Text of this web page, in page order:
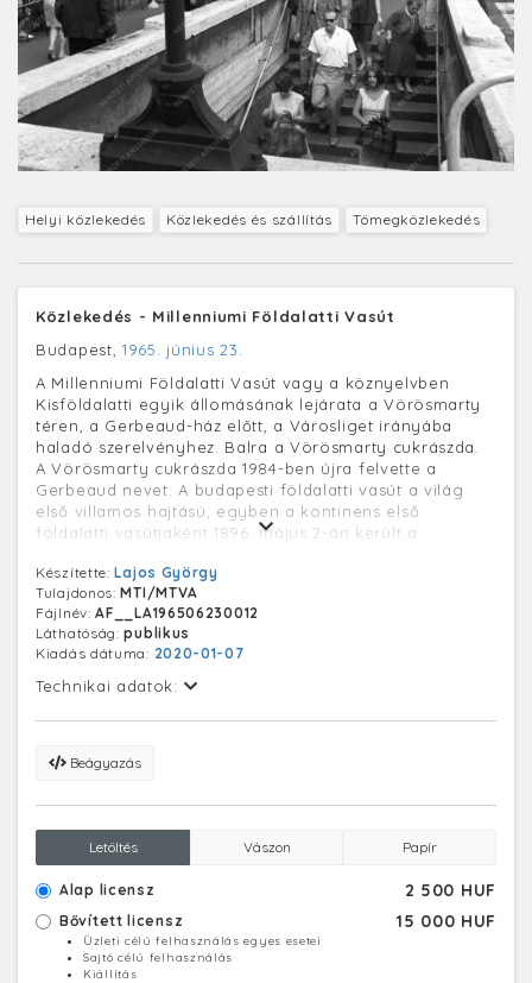
Helyi közlekedés Közlekedés és szállítás Tömegközlekedés
Közlekedés - Millenniumi Földalatti Vasút
Budapest, 1965. június 23.
A Millenniumi Földalatti Vasút vagy a köznyelvben
Kisföldalatti egyik állomásának lejárata a Vörösmarty
téren, a Gerbeaud-ház előtt, a Városliget irányába
haladó szerelvényhez. Balra a Vörösmarty cukrászda.
A Vörösmarty cukrászda 1984-ben újra felvette a
Gerbeaud nevet. A budapesti földalatti vasút a világ
első villamos hajtású, egyben a kontinens első
földalatti vasútjaként 1896. május 2-án került a
méter volt, 9 földalatti és 2 felszíni megállóval. A
szerelvények 2 perces időközzel közlekedtek.
Készítette:Lajos György
Tulajdonos:MTI/MTVA
Fájlnév:AF__LA196506230012
Láthatóság:publikus
Kiadás dátuma: 2020-01-07
Technikai adatok:
Beágyazás
Letöltés Vászon Papír
Alap licensz 2 500 HUF
Bővített licensz 15 000 HUF
Üzleti célú felhasználás egyes esetei
Sajtó célú felhasználás
Kiállítás